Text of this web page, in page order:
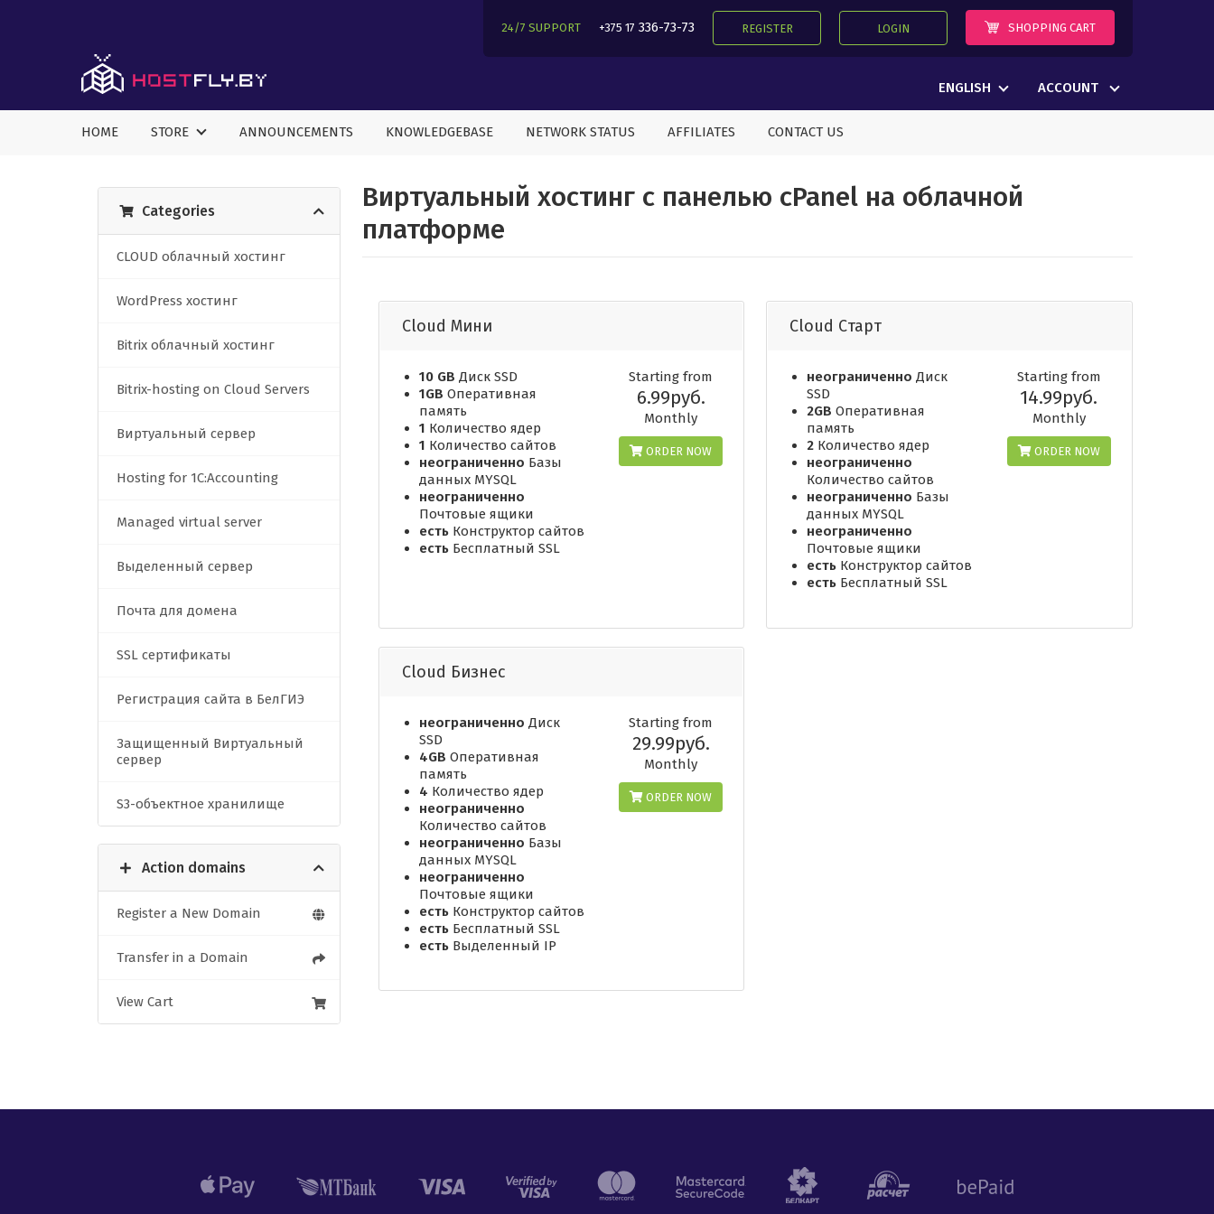
24/7 SUPPORT +375 17 336-73-73 REGISTER LOGIN SHOPPING CART
ENGLISH ACCOUNT
HOME STORE ANNOUNCEMENTS KNOWLEDGEBASE NETWORK STATUS AFFILIATES CONTACT US
Виртуальный хостинг с панелью cPanel на облачной
платформе
Categories
CLOUD облачный хостинг
WordPress хостинг
Bitrix облачный хостинг
Bitrix-hosting on Cloud Servers
Виртуальный сервер
Hosting for 1C:Accounting
Managed virtual server
Выделенный сервер
Почта для домена
SSL сертификаты
Регистрация сайта в БелГИЭ
Защищенный Виртуальный
сервер
S3-объектное хранилище
Action domains
Register a New Domain
Transfer in a Domain
View Cart
Cloud Мини
10 GB Диск SSD
1GB Оперативная
память
1 Количество ядер
1 Количество сайтов
неограниченно Базы
данных MYSQL
неограниченно
Почтовые ящики
естьКонструктор сайтов
естьБесплатный SSL
Starting from
6.99руб.
Monthly
ORDER NOW
Cloud Cтарт
неограниченно Диск
SSD
2GB Оперативная
память
2 Количество ядер
неограниченно
Количество сайтов
неограниченно Базы
данных MYSQL
неограниченно
Почтовые ящики
есть Конструктор сайтов
есть Бесплатный SSL
Starting from
14.99руб.
Monthly
ORDER NOW
Cloud Бизнес
неограниченно Диск
SSD
4GB Оперативная
память
4 Количество ядер
неограниченно
Количество сайтов
неограниченно Базы
данных MYSQL
неограниченно
Почтовые ящики
естьКонструктор сайтов
естьБесплатный SSL
естьВыделенный IP
Starting from
29.99руб.
Monthly
ORDER NOW